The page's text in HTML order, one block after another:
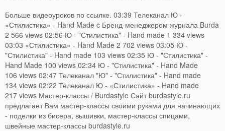
Больше видеоуроков по ссылке. 03:39 Телеканал Ю -
«Стилистика» - Hand Made c Бренд-менеджером журнала Burda
2 566 views 02:56 Ю - "Стилистика" - Hand made 1 334 views
03:03 «Стилистика» - Hand Made 2 702 views 03:05 Ю -
"Стилистика" - Hand made 103 views 02:35 Ю - "Стилистика" -
Hand Made 100 views 02:34 Ю - "Стилистика" - Hand Made
106 views 02:47 Телеканал "Ю" - "Стилистика" - Hand made
134 views 02:22 Телеканал Ю - «Стилистика» - Hand made
217 views Мастер-классы / Burdastyle Сайт burdastyle.ru
предлагает Вам мастер-классы своими руками для начинающих
- поделки из бисера, вышивки, мастер-классы спицами,
швейные мастер-классы burdastyle.ru